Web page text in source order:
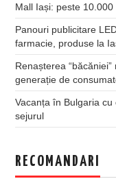
Mall Iași: peste
Panouri publicitare
farmacie, produse la
Renașterea
generație de
Vacanța în Bulgaria
sejurul
RECOMANDARI